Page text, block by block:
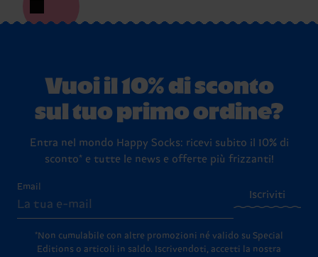
Vuoi il 10% di sconto
sul tuo primo ordine?
Entra nel mondo Happy Socks: ricevi subito il 10% di
sconto* e tutte le news e offerte più frizzanti!
Email
Iscriviti
*Non cumulabile con altre promozioni né valido su Special
Editions o articoli in saldo.
Iscrivendoti, accetti la nostra